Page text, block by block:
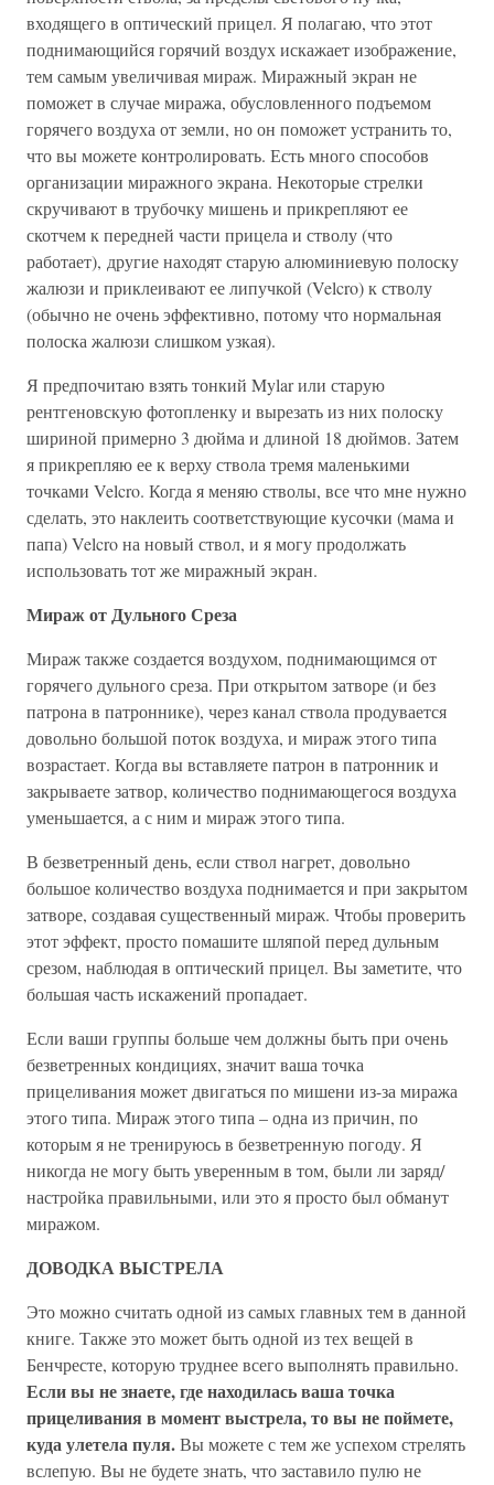
входящего в оптический прицел. Я полагаю, что этот
поднимающийся горячий воздух искажает изображение,
тем самым увеличивая мираж. Миражный экран не
поможет в случае миража, обусловленного подъемом
горячего воздуха от земли, но он поможет устранить то,
что вы можете контролировать. Есть много способов
организации миражного экрана. Некоторые стрелки
скручивают в трубочку мишень и прикрепляют ее
скотчем к передней части прицела и стволу (что
работает), другие находят старую алюминиевую полоску
жалюзи и приклеивают ее липучкой (Velcro) к стволу
(обычно не очень эффективно, потому что нормальная
полоска жалюзи слишком узкая).
Я предпочитаю взять тонкий Mylar или старую
рентгеновскую фотопленку и вырезать из них полоску
шириной примерно 3 дюйма и длиной 18 дюймов. Затем
я прикрепляю ее к верху ствола тремя маленькими
точками Velcro. Когда я меняю стволы, все что мне нужно
сделать, это наклеить соответствующие кусочки (мама и
папа) Velcro на новый ствол, и я могу продолжать
использовать тот же миражный экран.
Мираж от Дульного Среза
Мираж также создается воздухом, поднимающимся от
горячего дульного среза. При открытом затворе (и без
патрона в патроннике), через канал ствола продувается
довольно большой поток воздуха, и мираж этого типа
возрастает. Когда вы вставляете патрон в патронник и
закрываете затвор, количество поднимающегося воздуха
уменьшается, а с ним и мираж этого типа.
В безветренный день, если ствол нагрет, довольно
большое количество воздуха поднимается и при закрытом
затворе, создавая существенный мираж. Чтобы проверить
этот эффект, просто помашите шляпой перед дульным
срезом, наблюдая в оптический прицел. Вы заметите, что
большая часть искажений пропадает.
Если ваши группы больше чем должны быть при очень
безветренных кондициях, значит ваша точка
прицеливания может двигаться по мишени из-за миража
этого типа. Мираж этого типа – одна из причин, по
которым я не тренируюсь в безветренную погоду. Я
никогда не могу быть уверенным в том, были ли заряд/
настройка правильными, или это я просто был обманут
миражом.
ДОВОДКА ВЫСТРЕЛА
Это можно считать одной из самых главных тем в данной
книге. Также это может быть одной из тех вещей в
Бенчресте, которую труднее всего выполнять правильно.
Если вы не знаете, где находилась ваша точка
прицеливания в момент выстрела, то вы не поймете,
куда улетела пуля.Вы можете с тем же успехом стрелять
вслепую. Вы не будете знать, что заставило пулю не